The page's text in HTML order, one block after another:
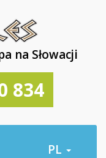
na Słowacji
834
PL